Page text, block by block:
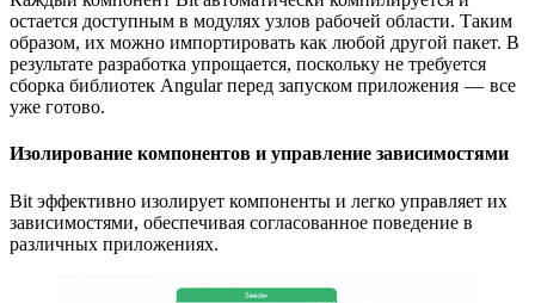
остается доступным в модулях узлов рабочей области. Таким
образом, их можно импортировать как любой другой пакет. В
результате разработка упрощается, поскольку не требуется
сборка библиотек Angular перед запуском приложения — все
уже готово.
Изолирование компонентов и управление зависимостями
Bit эффективно изолирует компоненты и легко управляет их
зависимостями, обеспечивая согласованное поведение в
различных приложениях.